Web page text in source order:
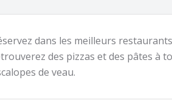
dans les meilleurs
des pizzas et des pâtes à
de veau.